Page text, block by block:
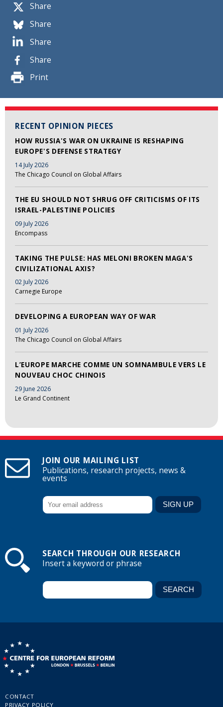
Share
Share
Share
Share
Print
RECENT OPINION PIECES
HOW RUSSIA'S WAR ON UKRAINE IS RESHAPING
EUROPE'S DEFENSE STRATEGY
14 July 2026
The Chicago Council on Global Affairs
THE EU SHOULD NOT SHRUG OFF CRITICISMS OF ITS
ISRAEL-PALESTINE POLICIES
09 July 2026
Encompass
TAKING THE PULSE: HAS MELONI BROKEN MAGA'S
CIVILIZATIONAL AXIS?
02 July 2026
Carnegie Europe
DEVELOPING A EUROPEAN WAY OF WAR
01 July 2026
The Chicago Council on Global Affairs
L’EUROPE MARCHE COMME UN SOMNAMBULE VERS LE
NOUVEAU CHOC CHINOIS
29 June 2026
Le Grand Continent
JOIN OUR MAILING LIST
Publications, research projects, news &
events
SEARCH THROUGH OUR RESEARCH
Insert a keyword or phrase
CONTACT
PRIVACY POLICY